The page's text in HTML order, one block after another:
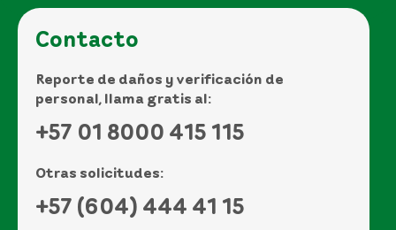
Contacto
Reporte de daños y verificación de
personal, llama gratis al:
+57 01 8000 415 115
Otras solicitudes:
+57 (604) 444 41 15